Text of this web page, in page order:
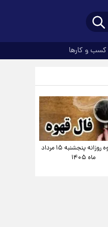
کسب و کارها
فال قهوه روزانه پنجشنبه ۱۵ مرداد
ماه ۱۴۰۵